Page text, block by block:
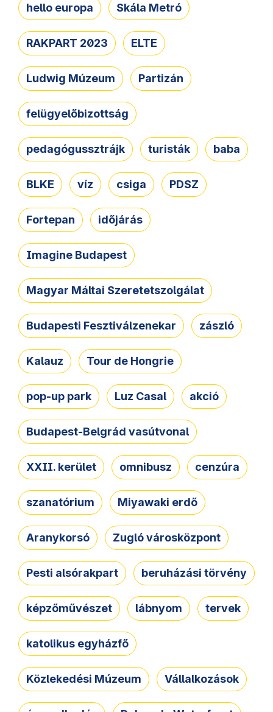
hello europa Skála Metró
RAKPART 2023 ELTE
Ludwig Múzeum Partizán
felügyelőbizottság
pedagógussztrájk turisták baba
BLKE víz csiga PDSZ
Fortepan időjárás
Imagine Budapest
Magyar Máltai Szeretetszolgálat
Budapesti Fesztiválzenekar zászló
Kalauz Tour de Hongrie
pop-up park Luz Casal akció
Budapest-Belgrád vasútvonal
XXII. kerület omnibusz cenzúra
szanatórium Miyawaki erdő
Aranykorsó Zugló városközpont
Pesti alsórakpart beruházási törvény
képzőművészet lábnyom tervek
katolikus egyházfő
Közlekedési Múzeum Vállalkozások